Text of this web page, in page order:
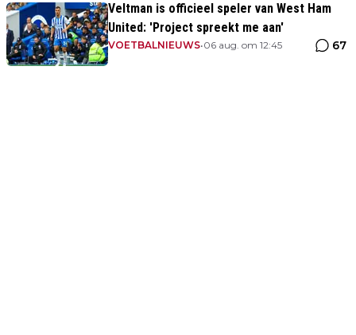
Veltman is officieel speler van West Ham
United: 'Project spreekt me aan'
VOETBALNIEUWS•06 aug. om 12:45 67